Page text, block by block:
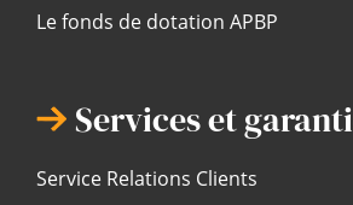
Le fonds de dotation APBP
Services et
Service Relations Clients